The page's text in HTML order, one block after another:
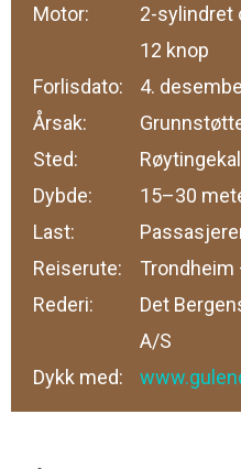
Motor:
2-sylindret
12 knop
Forlisdato:
4.
Årsak:
Sted:
Dybde:
15–30
Last:
Reiserute:
Trondheim
Rederi:
Det
A/S
Dykk med: